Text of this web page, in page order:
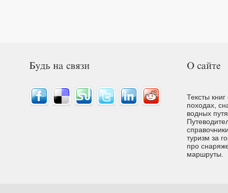
Тексты
походах,
водных
туризм за
про
маршруты.